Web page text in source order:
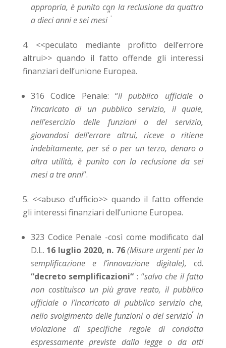
appropria, è punito con la reclusione da quattro
a dieci anni e sei mesi
”.
<<peculato mediante profitto dell’errore
altrui>>quando il fatto offende gli interessi
finanziari dell’unione Europea.
316 Codice Penale: “ilpubblico ufficialeo
l’incaricato di un pubblico servizio, il quale,
nell’esercizio delle funzioni o del servizio,
giovandosi dell’errore altrui,riceve o ritiene
indebitamente, per sé o per un terzo, denaroo
altra utilità, è punito con la reclusione da sei
mesi a tre anni”.
<<abuso d’ufficio>> quando il fatto offende
gli interessi finanziari dell’unione Europea.
323 Codice Penale -così come modificato dal
D.L. 16 luglio 2020, n. 76 (Misure urgenti per la
semplificazione e l’innovazione digitale), cd.
“decreto semplificazioni“ : “salvo che il fatto
non costituisca un più gravereato, ilpubblico
ufficialeo l’incaricato di pubblico servizio che,
nello svolgimento delle funzioni o delservizio
,
in
violazione di specifiche regole di condotta
espressamente previste dalla legge o da atti